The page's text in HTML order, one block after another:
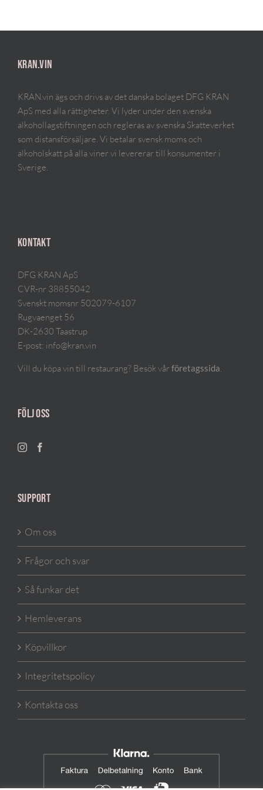
KRAN.VIN
KRAN.vin ägs och drivs av det danska bolaget DFG KRAN
ApS med alla rättigheter. Vi lyder under den svenska
alkohollagstiftningen och regleras av svenska Skatteverket
som distansförsäljare. Vi betalar svensk moms och
alkoholskatt på alla viner vi levererar till konsumenter i
Sverige.
KONTAKT
DFG KRAN ApS
CVR-nr 38855042
Svenskt momsnr 502079-6107
Rugvaenget 56
DK-2630 Taastrup
E-post: info@kran.vin
Vill du köpa vin till restaurang? Besök vårföretagssida
FÖLJ OSS
SUPPORT
Om oss
Frågor och svar
Så funkar det
Hemleverans
Köpvillkor
Integritetspolicy
Kontakta oss